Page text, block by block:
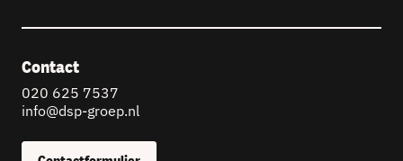
Contact
020 625 7537
info@dsp-groep.nl